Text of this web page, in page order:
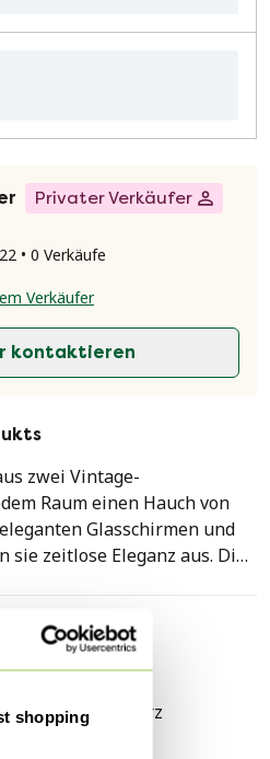
shopping
Privater Verkäufer
• 0 Verkäufe
Verkäufer
kontaktieren
zwei Vintage-
Raum einen Hauch von
Glasschirmen und
zeitlose Eleganz aus. Die
Design. Verleihen Sie Ihrem
Wandleuchten
gut
Gelb, Schwarz